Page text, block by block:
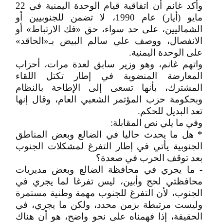
وأكد غانم أن اتفاقية قيام الوحدة اليمنية في 22
مايو (أيار) عام 1990، لا تضمن للجنوبيين أو
الشماليين، على حد سواء، حق «فك الارتباط» أو
الانفصال، ووصف علي سالم البيض بـ«الحاقد»
على الوحدة اليمنية.
واتهم غانم، وهو وزير سابق لعدة مرات، أحزاب
المعارضة المنضوية في إطار تكتل اللقاء
المشترك، بأنها تسعى إلى الإطاحة بالنظام
وبحكومة حزب المؤتمر الشعبي العام، وقال إنها
تعد البديل للحكم.
وفي ما يلي نص المقابلة:
* هل ما يحدث حاليا في الضالع وبعض المناطق
الجنوبية يأتي في إطار التفرغ لمشكلات الجنوب
بعد توقف الحرب في صعدة؟
- ما يجري في محافظة الضالع وبعض مديريات
محافظتي لحج وأبين، ليس تفرغا لما يجري في
الجنوب، لأن التفرغ للجنوب مهمة وطنية مستمرة
وليست مرتبطة بزمن محدد، ولكن ما يجري، في
الحقيقة، إذا فهمناه على نحو واضح، هو أن هناك